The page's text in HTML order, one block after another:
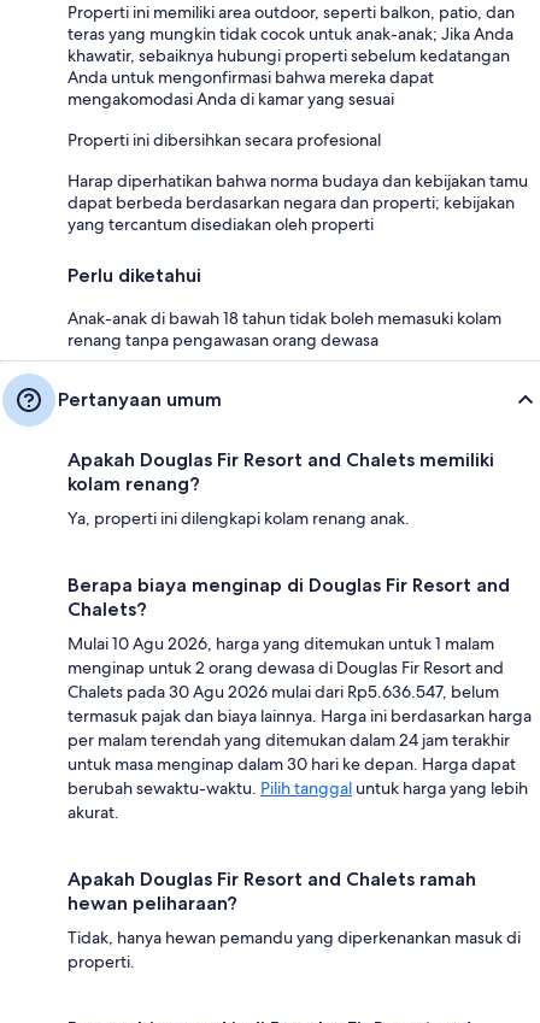
Properti ini memiliki area outdoor, seperti balkon, patio, dan
teras yang mungkin tidak cocok untuk anak-anak; Jika Anda
khawatir, sebaiknya hubungi properti sebelum kedatangan
Anda untuk mengonfirmasi bahwa mereka dapat
mengakomodasi Anda di kamar yang sesuai
Properti ini dibersihkan secara profesional
Harap diperhatikan bahwa norma budaya dan kebijakan tamu
dapat berbeda berdasarkan negara dan properti; kebijakan
yang tercantum disediakan oleh properti
Perlu diketahui
Anak-anak di bawah 18 tahun tidak boleh memasuki kolam
renang tanpa pengawasan orang dewasa
Pertanyaan umum
Apakah Douglas Fir Resort and Chalets memiliki
kolam renang?
Ya, properti ini dilengkapi kolam renang anak.
Berapa biaya menginap di Douglas Fir Resort and
Chalets?
Mulai 10 Agu 2026, harga yang ditemukan untuk 1 malam
menginap untuk 2 orang dewasa di Douglas Fir Resort and
Chalets pada 30 Agu 2026 mulai dari Rp5.636.547, belum
termasuk pajak dan biaya lainnya. Harga ini berdasarkan harga
per malam terendah yang ditemukan dalam 24 jam terakhir
untuk masa menginap dalam 30 hari ke depan. Harga dapat
berubah sewaktu-waktu. Pilih tanggal untuk harga yang lebih
akurat.
Apakah Douglas Fir Resort and Chalets ramah
hewan peliharaan?
Tidak, hanya hewan pemandu yang diperkenankan masuk di
properti.